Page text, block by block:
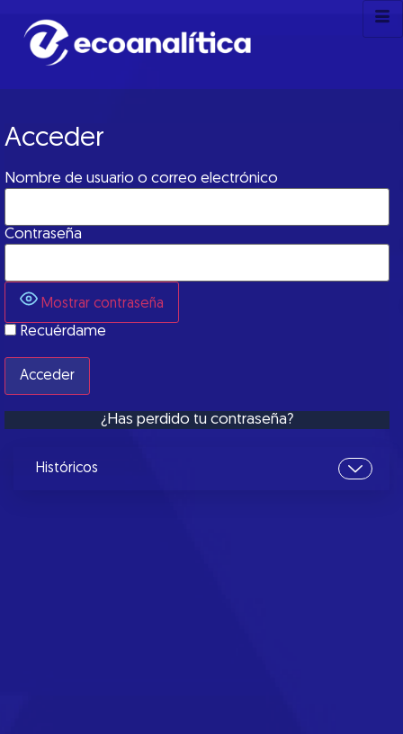
Acceder
Nombre de usuario o correo electrónico
Contraseña
Mostrar contraseña
Recuérdame
¿Has perdido tu contraseña?
Históricos